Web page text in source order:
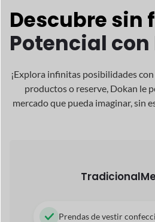
Descubre sin
Potencial con
¡Explora infinitas posibilidades con
productos o reserve, Dokan le
mercado que pueda imaginar, sin
Tradicional
Prendas de vestir